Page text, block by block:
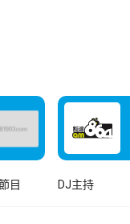
目 DJ主持